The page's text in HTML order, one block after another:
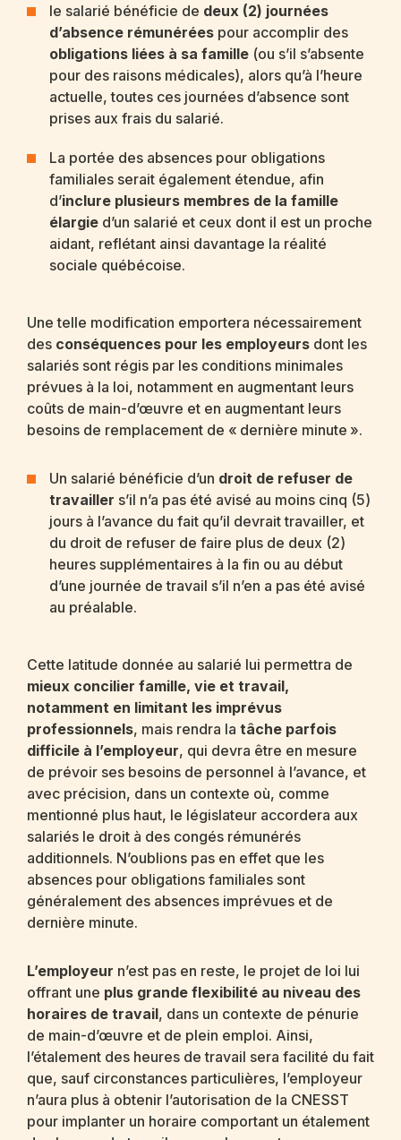
le salarié bénéficie de deux (2) journées
d’absence rémunérées pour accomplir des
obligations liées à sa famille (ou s’il s’absente
pour des raisons médicales), alors qu’à l’heure
actuelle, toutes ces journées d’absence sont
prises aux frais du salarié.
La portée des absences pour obligations
familiales serait également étendue, afin
d’inclure plusieurs membres de la famille
élargie d’un salarié et ceux dont il est un proche
aidant, reflétant ainsi davantage la réalité
sociale québécoise.
Une telle modification emportera nécessairement
des conséquences pour les employeurs dont les
salariés sont régis par les conditions minimales
prévues à la loi, notamment en augmentant leurs
coûts de main-d’œuvre et en augmentant leurs
besoins de remplacement de « dernière minute ».
Un salarié bénéficie d’un droit de refuser de
travailler s’il n’a pas été avisé au moins cinq (5)
jours à l’avance du fait qu’il devrait travailler, et
du droit de refuser de faire plus de deux (2)
heures supplémentaires à la fin ou au début
d’une journée de travail s’il n’en a pas été avisé
au préalable.
Cette latitude donnée au salarié lui permettra de
mieux concilier famille, vie et travail,
notamment en limitant les imprévus
professionnels, mais rendra la tâche parfois
difficile à l’employeur, qui devra être en mesure
de prévoir ses besoins de personnel à l’avance, et
avec précision, dans un contexte où, comme
mentionné plus haut, le législateur accordera aux
salariés le droit à des congés rémunérés
additionnels. N’oublions pas en effet que les
absences pour obligations familiales sont
généralement des absences imprévues et de
dernière minute.
L’employeur n’est pas en reste, le projet de loi lui
offrant une plus grande flexibilité au niveau des
horaires de travail, dans un contexte de pénurie
de main-d’œuvre et de plein emploi. Ainsi,
l’étalement des heures de travail sera facilité du fait
que, sauf circonstances particulières, l’employeur
n’aura plus à obtenir l’autorisation de la CNESST
pour implanter un horaire comportant un étalement